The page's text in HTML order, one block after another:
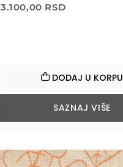
3.100,00 RSD
DODAJ U KORPU
SAZNAJ VIŠE